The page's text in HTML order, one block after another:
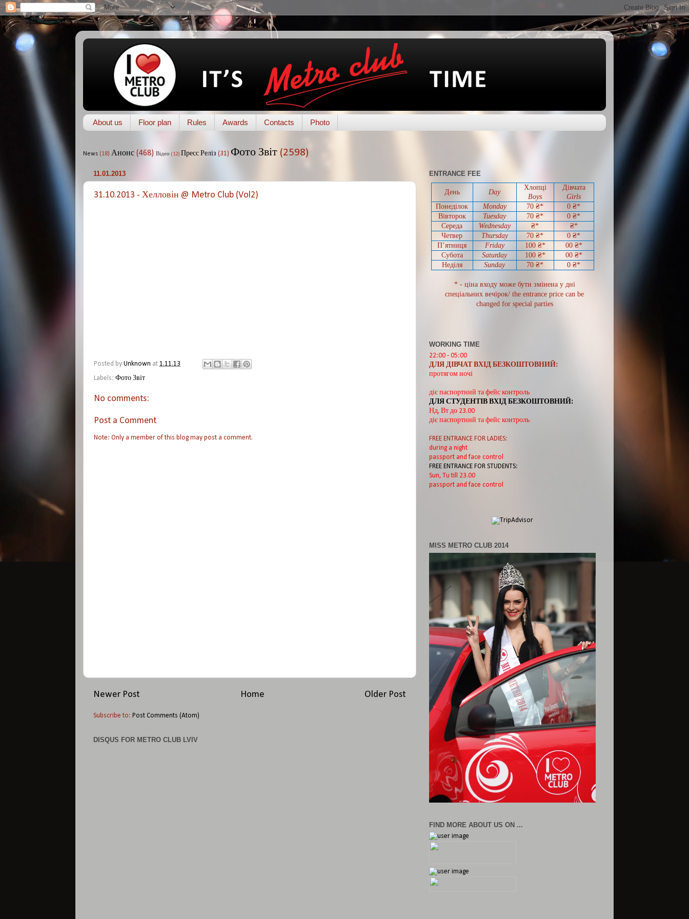
About us Floor plan Rules Awards Contacts Photo
News (18) Анонс (468) Відео (12) Пресс Реліз (31) Фото Звіт (2598)
11.01.2013
31.10.2013 - Хелловін @ Metro Club (Vol2)
Posted by Unknown at 1.11.13
Labels: Фото Звіт
No comments:
Post a Comment
Note: Only a member of this blog may post a comment.
Newer Post Older Post
Home
Subscribe to: Post Comments (Atom)
DISQUS FOR METRO CLUB LVIV
ENTRANCE FEE
День Day
Хлопці
Boys
Дівчата
Girls
Понеділок
Monday 70 ₴* 0 ₴*
Вівторок
Tuesday 70 ₴* 0 ₴*
Середа
Wednesday ₴*
₴*
Четвер
Thursday 70 ₴* 0 ₴*
П’ятниця
Friday 100 ₴* 00₴*
Субота
Saturday 100 ₴* 00₴*
Неділя
Sunday 70 ₴* 0 ₴*
* - ціна входу може бути змінена у дні
спеціальних вечірок/ the entrance price can be
changed for special parties
WORKING TIME
22:00 - 05:00
ДЛЯ ДІВЧАТ ВХІД БЕЗКОШТОВНИЙ:
протягом ночі
діє паспортний та фейс контроль
ДЛЯ СТУДЕНТІВ ВХІД БЕЗКОШТОВНИЙ:
Нд, Вт до 23.00
діє паспортний та фейс контроль
FREE ENTRANCE FOR LADIES:
during a night
passport and face control
FREE ENTRANCE FOR STUDENTS:
Sun, Tu till 23.00
passport and face control
MISS METRO CLUB 2014
FIND MORE ABOUT US ON ...